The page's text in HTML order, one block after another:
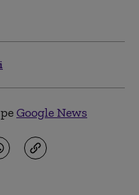
Google News